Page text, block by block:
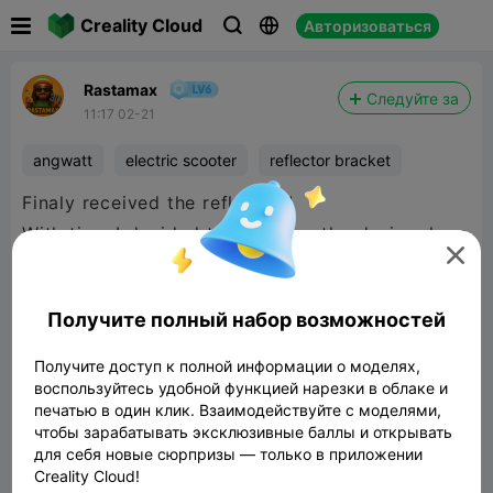
Creality Cloud   Авторизоваться
Rastamax
11:17 02-21
Следуйте за
angwatt electric scooter reflector bracket
Finaly received the reflector !
With time I decided to reinforce the design, here

Получите полный набор возможностей
Получите доступ к полной информации о моделях,
воспользуйтесь удобной функцией нарезки в облаке и
печатью в один клик. Взаимодействуйте с моделями,
чтобы зарабатывать эксклюзивные баллы и открывать
для себя новые сюрпризы — только в приложении
Creality Cloud!